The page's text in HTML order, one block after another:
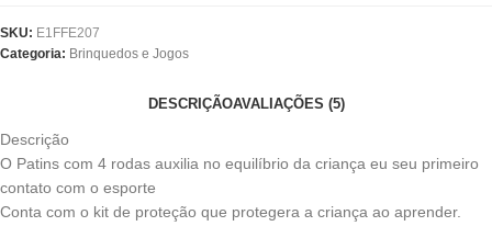
SKU: E1FFE207
Categoria: Brinquedos e Jogos
DESCRIÇÃOAVALIAÇÕES (5)
Descrição
O Patins com 4 rodas auxilia no equilíbrio da criança eu seu primeiro
contato com o esporte
Conta com o kit de proteção que protegera a criança ao aprender.